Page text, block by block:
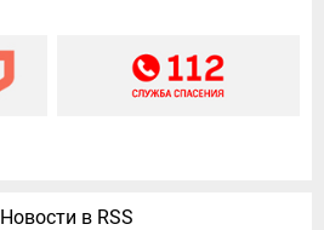
Новости в RSS